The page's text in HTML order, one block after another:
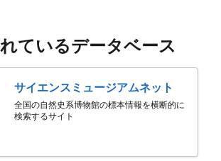
ているデータベース
サイエンスミュージアムネット
全国の自然史系博物館の標本情報を横断的に
検索するサイト